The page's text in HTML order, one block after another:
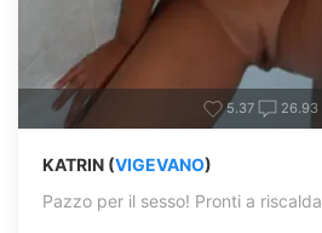
5.37 26.93
KATRIN (VIGEVANO)
Pazzo per il sesso! Pronti a